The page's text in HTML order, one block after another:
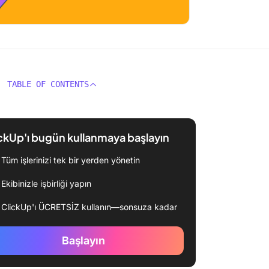
TABLE OF CONTENTS
bugün kullanmaya başlayın
Tüm işlerinizi tek bir yerden yönetin
Ekibinizle işbirliği yapın
ClickUp'ı ÜCRETSİZ kullanın—sonsuza kadar
Başlayın